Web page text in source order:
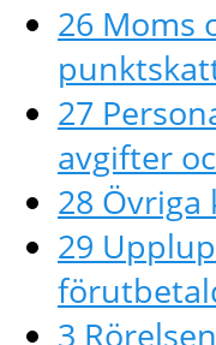
26 Moms
27
avgifter
28
29
3